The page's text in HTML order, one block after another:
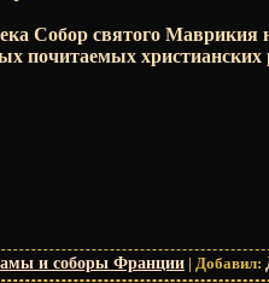
Собор святого Маврикия
почитаемых
и соборы Франции | Добавил: